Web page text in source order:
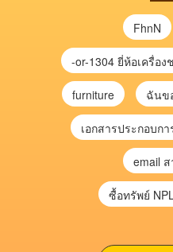
FhnN
furniture
email